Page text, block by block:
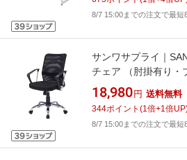
8/7 15:00までの注文で最短
サンワサプライ｜
チェア （肘掛有り
18,980 円 送料無料
344ポイント (1倍+1倍
8/7 15:00までの注文で最短